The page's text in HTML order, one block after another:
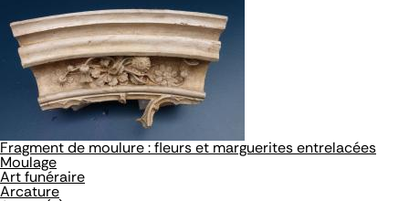
Fragment de moulure : fleurs et marguerites entrelacées
Moulage
Art funéraire
Arcature